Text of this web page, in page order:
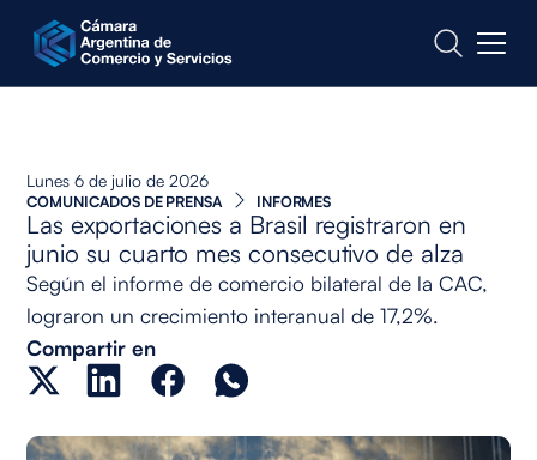
CONTACTO
Lunes 6 de julio de 2026
COMUNICADOS DE PRENSA INFORMES
Las exportaciones a Brasil registraron en
junio su cuarto mes consecutivo de alza
Según el informe de comercio bilateral de la CAC,
lograron un crecimiento interanual de 17,2%.
Compartir en